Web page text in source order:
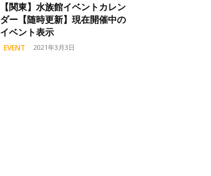
【関東】水族館イベントカレン
ダー【随時更新】現在開催中の
イベント表示
EVENT 2021年3月3日